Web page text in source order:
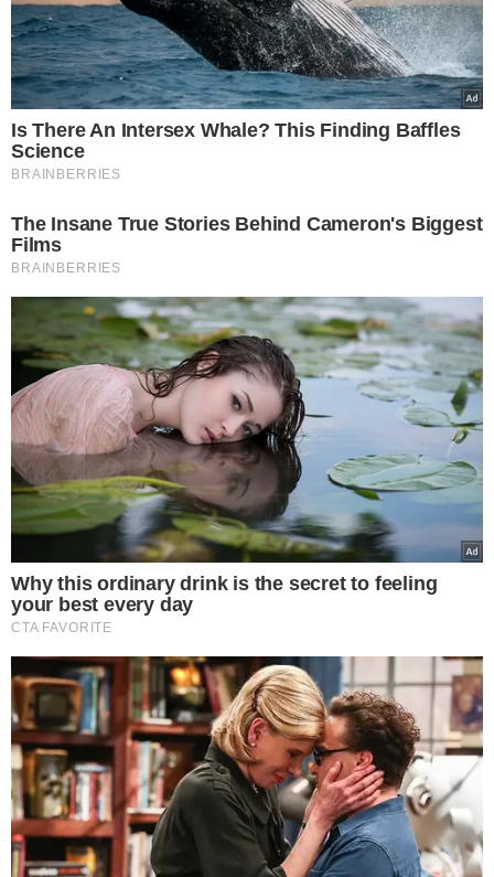
Calendário de feriados de 2024 - Foto: Reprodução
FERIADOS QUE CAIRÃO EM FINS DE
SEMANA OU QUARTAS-FEIRAS
Além dos feriados nacionais, restam cinco que cairão em
fins de semana ou quartas-feiras, como Independência
Negra, e Natal.
O Dia da Consciência Negra, celebrado
em 20 de novembro, foi recentemente oficializado
como feriado nacional, após
data de descanso.
As autoridades locais podem decidir se pontos
facultativos, como Corpus Christi, serão feriados
municipais, adicionando mais oportunidades de
descanso. Além disso, outras datas comemorativas
específicas poderão ser incluídas pelos estados e
municípios, garantindo que os serviços essenciais não
sejam prejudicados.
Para mais informações, acessemeionews.com